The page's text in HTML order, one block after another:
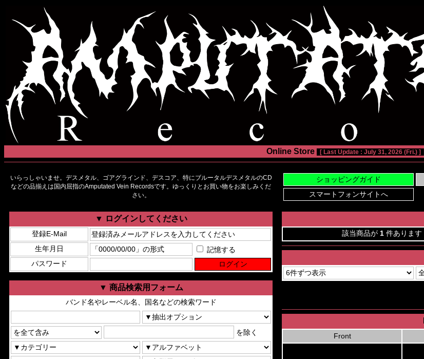
Online Store [ Last Update : July 31, 2026 (Fri.) ]
いらっしゃいませ。デスメタル、ゴアグラインド、デスコア、特にブルータルデスメタルのCD
などの品揃えは国内屈指のAmputated Vein Recordsです。ゆっくりとお買い物をお楽しみくだ
さい。
▼ ログインしてください
登録E-Mail
生年月日
記憶する
パスワード
▼ 商品検索用フォーム
バンド名やレーベル名、国名などの検索ワード
を除く
該当商品が 1 件あります
Front